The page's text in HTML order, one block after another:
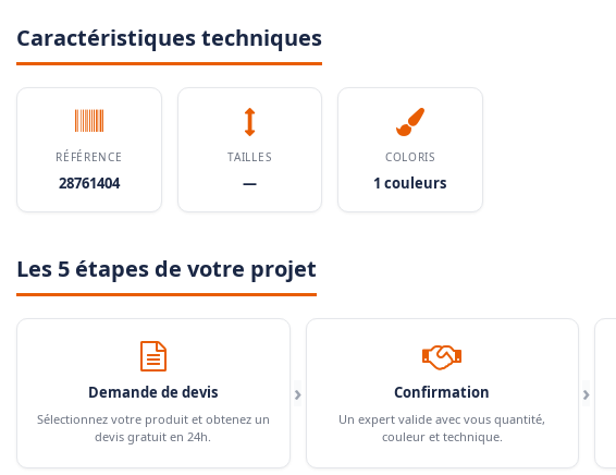
Caractéristiques techniques
RÉFÉRENCE
28761404
TAILLES
—
COLORIS
1 couleurs
Les 5 étapes de votre projet
Demande de devis
Sélectionnez votre produit et obtenez un
devis gratuit en 24h.
› Confirmation
Un expert valide avec vous quantité,
couleur et technique.
›